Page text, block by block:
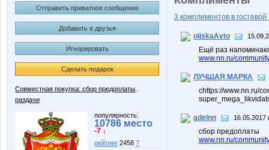
Отправить приватное сообщение
Добавить в друзья
Игнорировать
Сделать подарок
Совместная покупка: сбор предоплаты,
раздачи
популярность:
10786 место
-7 ↓
рейтинг 2458 ?
3 комплиментов в гостевой
oliskaAvto
Ещё раз напоминаю
www.nn.ru/
ЛУЧШАЯ МАРКА
сhttps://www.nn.ru/
adelnn 16.05.2017
сбор предоплаты
www.nn.ru/